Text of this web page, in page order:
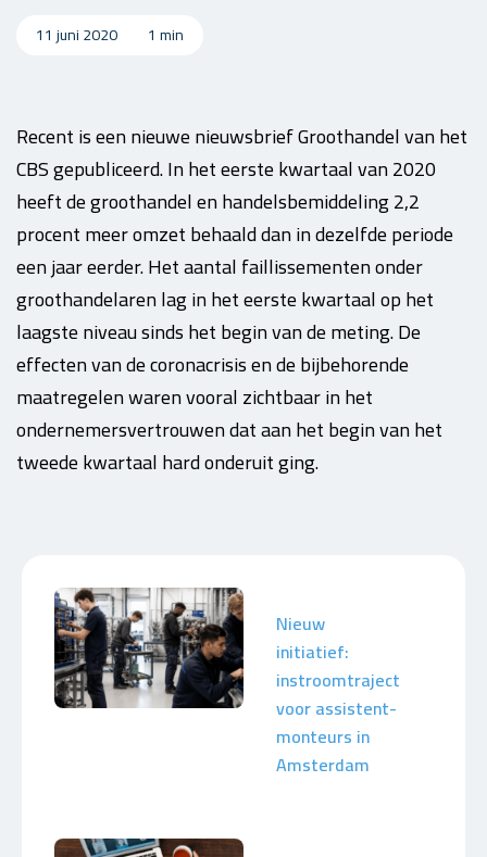
11 juni 2020 1 min
Recent is een nieuwe nieuwsbrief Groothandel van het
CBS gepubliceerd. In het eerste kwartaal van 2020
heeft de groothandel en handelsbemiddeling 2,2
procent meer omzet behaald dan in dezelfde periode
een jaar eerder. Het aantal faillissementen onder
groothandelaren lag in het eerste kwartaal op het
laagste niveau sinds het begin van de meting. De
effecten van de coronacrisis en de bijbehorende
maatregelen waren vooral zichtbaar in het
ondernemersvertrouwen dat aan het begin van het
tweede kwartaal hard onderuit ging.
Nieuw
initiatief:
instroomtraject
voor assistent-
monteurs in
Amsterdam